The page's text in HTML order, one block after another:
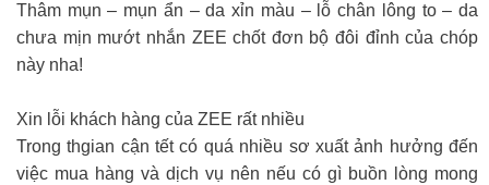
Thâm mụn – mụn ẩn – da xỉn màu – lỗ chân lông to – da
chưa mịn mướt nhắn ZEE chốt đơn bộ đôi đỉnh của chóp
này nha!
Xin lỗi khách hàng của ZEE rất nhiều
Trong thgian cận tết có quá nhiều sơ xuất ảnh hưởng đến
việc mua hàng và dịch vụ nên nếu có gì buồn lòng mong